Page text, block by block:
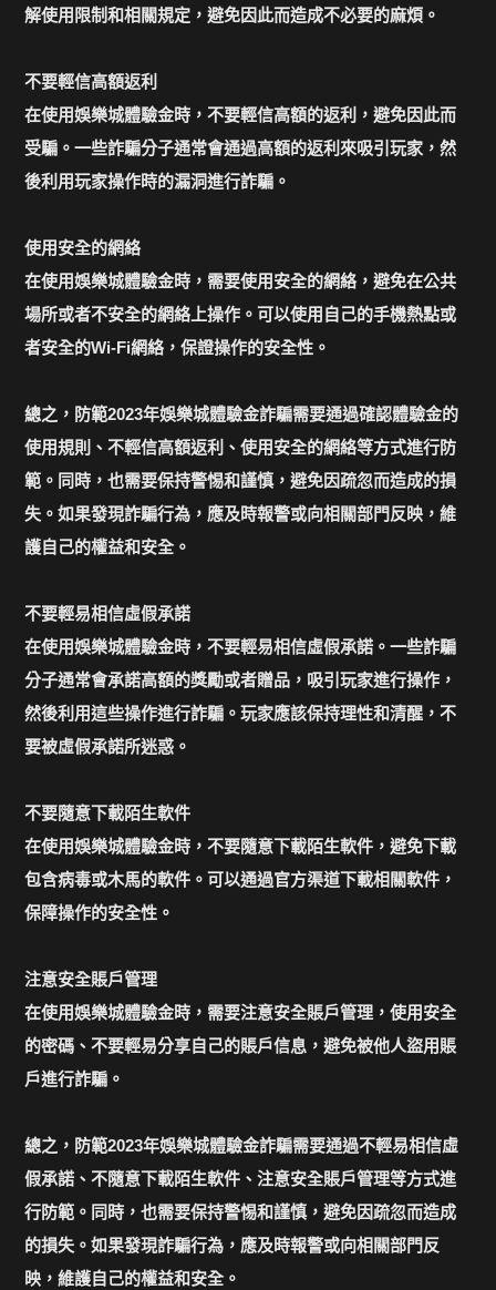
解使用限制和相關規定，避免因此而造成不必要的麻煩。
不要輕信高額返利
在使用娛樂城體驗金時，不要輕信高額的返利，避免因此而
受騙。一些詐騙分子通常會通過高額的返利來吸引玩家，然
後利用玩家操作時的漏洞進行詐騙。
使用安全的網絡
在使用娛樂城體驗金時，需要使用安全的網絡，避免在公共
場所或者不安全的網絡上操作。可以使用自己的手機熱點或
者安全的Wi-Fi網絡，保證操作的安全性。
總之，防範2023年娛樂城體驗金詐騙需要通過確認體驗金的
使用規則、不輕信高額返利、使用安全的網絡等方式進行防
範。同時，也需要保持警惕和謹慎，避免因疏忽而造成的損
失。如果發現詐騙行為，應及時報警或向相關部門反映，維
護自己的權益和安全。
不要輕易相信虛假承諾
在使用娛樂城體驗金時，不要輕易相信虛假承諾。一些詐騙
分子通常會承諾高額的獎勵或者贈品，吸引玩家進行操作，
然後利用這些操作進行詐騙。玩家應該保持理性和清醒，不
要被虛假承諾所迷惑。
不要隨意下載陌生軟件
在使用娛樂城體驗金時，不要隨意下載陌生軟件，避免下載
包含病毒或木馬的軟件。可以通過官方渠道下載相關軟件，
保障操作的安全性。
注意安全賬戶管理
在使用娛樂城體驗金時，需要注意安全賬戶管理，使用安全
的密碼、不要輕易分享自己的賬戶信息，避免被他人盜用賬
戶進行詐騙。
總之，防範2023年娛樂城體驗金詐騙需要通過不輕易相信虛
假承諾、不隨意下載陌生軟件、注意安全賬戶管理等方式進
行防範。同時，也需要保持警惕和謹慎，避免因疏忽而造成
的損失。如果發現詐騙行為，應及時報警或向相關部門反
映，維護自己的權益和安全。